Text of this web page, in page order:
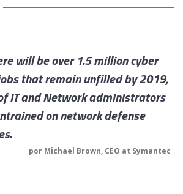
will be over 1.5 million cyber
that remain unfilled by 2019,
IT and Network administrators
on network defense
por Michael Brown, CEO at Symantec